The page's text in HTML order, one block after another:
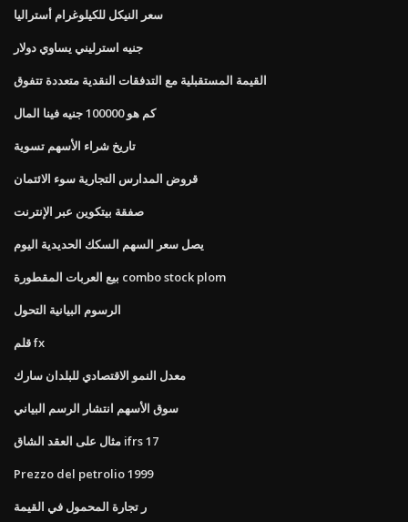
سعر النيكل للكيلوغرام أستراليا
جنيه استرليني يساوي دولار
القيمة المستقبلية مع التدفقات النقدية متعددة تتفوق
كم هو 100000 جنيه فينا المال
تاريخ شراء الأسهم تسوية
قروض المدارس التجارية سوء الائتمان
صفقة بيتكوين عبر الإنترنت
يصل سعر السهم السكك الحديدية اليوم
بيع العربات المقطورة combo stock plom
الرسوم البيانية التحول
قلم fx
معدل النمو الاقتصادي للبلدان سارك
سوق الأسهم انتشار الرسم البياني
مثال على العقد الشاق ifrs 17
Prezzo del petrolio 1999
ر تجارة المحمول في القيمة